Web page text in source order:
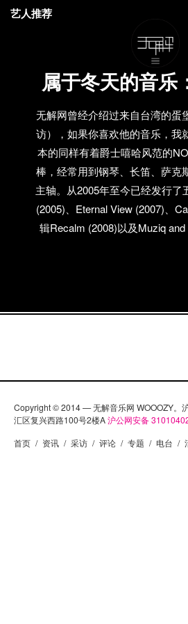
属于冬天的音乐
无解网曾经介绍过来自台湾的蛋
访），如果你喜欢他的音乐，我
本的同样有着爵士嘻哈风范的
棒，经常用到钢琴、长笛、萨克
主轴。从2005年至今已经发行了
(2005)、Eternal View (2007)、
辑Recalm (2008)以及Muziq
艺人推荐
Copyright © 2014 — 无解音乐网 WOOOZY。
汇区复兴西路100号2楼A沪公网安备
首页 / 资讯 / 采访 / 评论 / 专题 / 电台 /